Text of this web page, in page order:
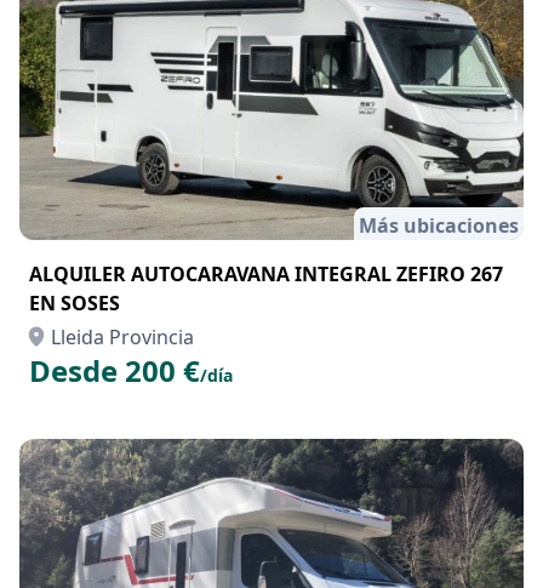
Más ubicaciones
ALQUILER AUTOCARAVANA INTEGRAL ZEFIRO 267
EN SOSES
Lleida Provincia
Desde 200 €/día